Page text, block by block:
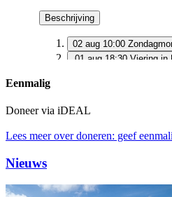
Eenmalig
Doneer via iDEAL
Lees meer over doneren: geef
Nieuws